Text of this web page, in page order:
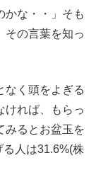
かな・・」そも
その言葉を知っ
なく頭をよぎる
ければ、もらっ
みるとお盆玉を
人は31.6%(株